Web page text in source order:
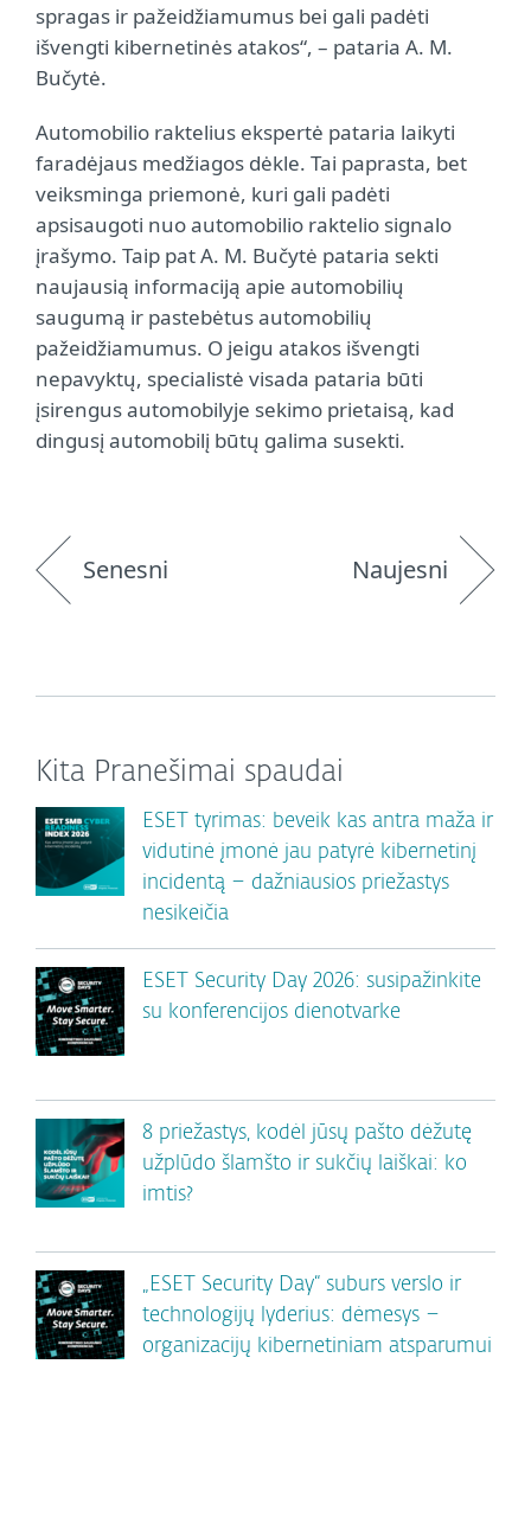
spragas ir pažeidžiamumus bei gali padėti
išvengti kibernetinės atakos“, – pataria A. M.
Bučytė.
Automobilio raktelius ekspertė pataria laikyti
faradėjaus medžiagos dėkle. Tai paprasta, bet
veiksminga priemonė, kuri gali padėti
apsisaugoti nuo automobilio raktelio signalo
įrašymo. Taip pat A. M. Bučytė pataria sekti
naujausią informaciją apie automobilių
saugumą ir pastebėtus automobilių
pažeidžiamumus. O jeigu atakos išvengti
nepavyktų, specialistė visada pataria būti
įsirengus automobilyje sekimo prietaisą, kad
dingusį automobilį būtų galima susekti.
Senesni Naujesni
Kita Pranešimai spaudai
ESET tyrimas: beveik kas antra maža ir
vidutinė įmonė jau patyrė kibernetinį
incidentą – dažniausios priežastys
nesikeičia
ESET Security Day 2026: susipažinkite
su konferencijos dienotvarke
8 priežastys, kodėl jūsų pašto dėžutę
užplūdo šlamšto ir sukčių laiškai: ko
imtis?
„ESET Security Day“ suburs verslo ir
technologijų lyderius: dėmesys –
organizacijų kibernetiniam atsparumui